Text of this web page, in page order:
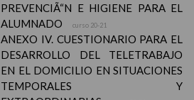
PREVENCIÃ“N E HIGIENE PARA EL
ALUMNADO
curso 20-21
ANEXO IV. CUESTIONARIO PARA EL
DESARROLLO DEL TELETRABAJO
EN EL DOMICILIO EN SITUACIONES
TEMPORALES Y